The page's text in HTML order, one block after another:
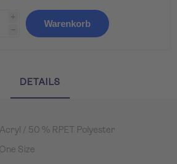
i
h
Warenkorb
DETAILS
/ 50 % RPET Polyester
One Size